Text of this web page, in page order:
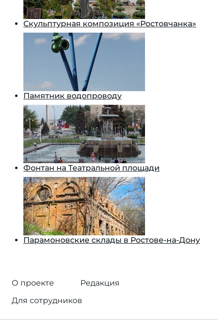
Скульптурная композиция «Ростовчанка»
Памятник водопроводу
Фонтан на Театральной площади
Парамоновские склады в Ростове-на-Дону
О проекте
Редакция
Для сотрудников